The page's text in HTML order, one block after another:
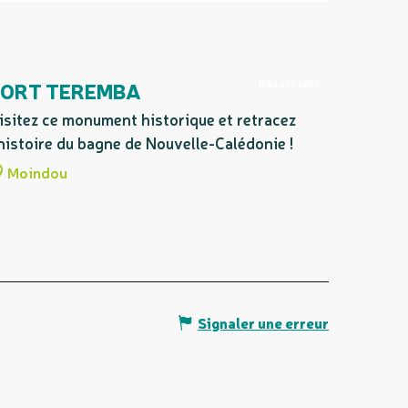
TEREMBA
ce monument historique et retracez
du bagne de Nouvelle-Calédonie !
Moindou
Signaler une erreur